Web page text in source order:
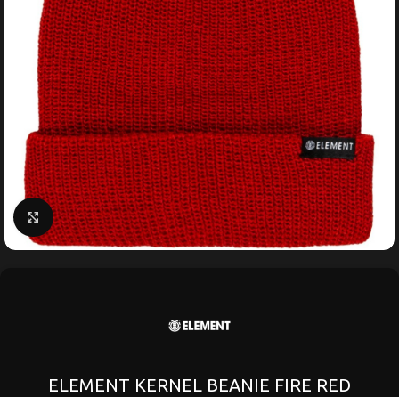
Κάντε κλικ για μεγέθυνση
ELEMENT KERNEL BEANIE FIRE RED